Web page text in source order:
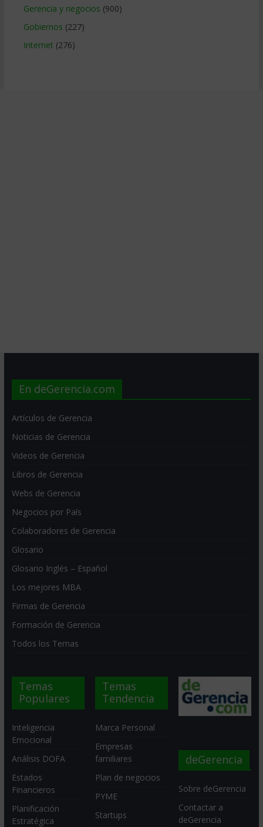
Gerencia y negocios (900)
Gobiernos (227)
Internet (276)
En deGerencia.com
Artículos de Gerencia
Noticias de Gerencia
Videos de Gerencia
Libros de Gerencia
Webs de Gerencia
Negocios por País
Colaboradores de Gerencia
Glosario
Glosario Inglés – Español
Los mejores MBA
Firmas de Gerencia
Formación de Gerencia
Todos los Temas
Temas
Populares
Inteligencia
Emocional
Análisis DOFA
Estados
Financieros
Planificación
Estratégica
Temas
Tendencia
Marca Personal
Empresas
familiares
Plan de negocios
PYME
Startups
deGerencia
Sobre deGerencia
Contactar a
deGerencia